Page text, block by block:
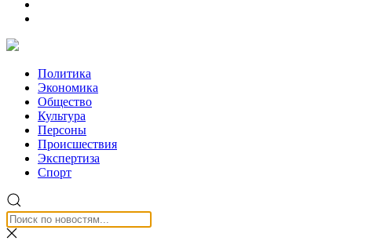
Политика
Экономика
Общество
Культура
Персоны
Происшествия
Экспертиза
Спорт